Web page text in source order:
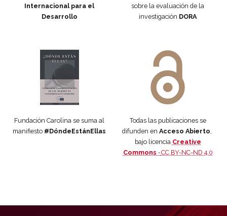
Internacional para el
Desarrollo
sobre la evaluación de la
investigación DORA
Fundación Carolina se suma al
manifiesto #DóndeEstánEllas
Todas las publicaciones se
difunden en Acceso Abierto
bajo licencia Creative
Commons · CC BY-NC-ND 4.0